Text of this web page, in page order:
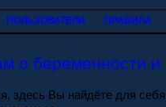
ПОЛЬЗОВАТЕЛИ ПРАВИЛА
о беременности и
здесь Вы найдёте для